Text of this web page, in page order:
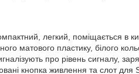
легкий, поміщається в
матового пластику, білого
про рівень сигналу,
кнопка живлення та слот для